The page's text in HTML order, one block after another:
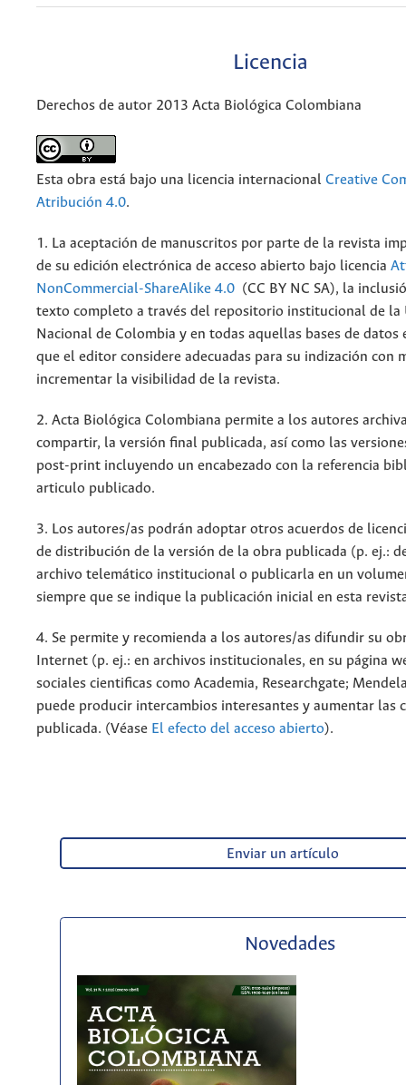
Licencia
Derechos de autor 2013 Acta Biológica Colombiana
Esta obra está bajo una licencia internacional Creative
Atribución 4.0.
1. La aceptación de manuscritos por parte de la revista
de su edición electrónica de acceso abierto bajo licencia
NonCommercial-ShareAlike 4.0 (CC BY NC SA), la
texto completo a través del repositorio institucional de la
Nacional de Colombia y en todas aquellas bases de datos
que el editor considere adecuadas para su indización con
incrementar la visibilidad de la revista.
2. Acta Biológica Colombiana permite a los autores
compartir, la versión final publicada, así como las
post-print incluyendo un encabezado con la referencia
articulo publicado.
3. Los autores/as podrán adoptar otros acuerdos de
de distribución de la versión de la obra publicada (p. ej.:
archivo telemático institucional o publicarla en un
siempre que se indique la publicación inicial en esta
4. Se permite y recomienda a los autores/as difundir su
Internet (p. ej.: en archivos institucionales, en su página
sociales cientificas como Academia, Researchgate;
puede producir intercambios interesantes y aumentar las
publicada. (Véase El efecto del acceso abierto).
Enviar un artículo
Novedades